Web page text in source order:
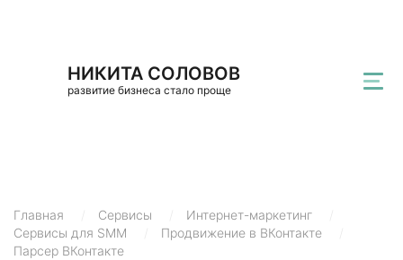
НИКИТА СОЛОВОВ
развитие бизнеса стало проще
Главная Сервисы Интернет-маркетинг
Сервисы для SMM
Продвижение в ВКонтакте
Парсер ВКонтакте